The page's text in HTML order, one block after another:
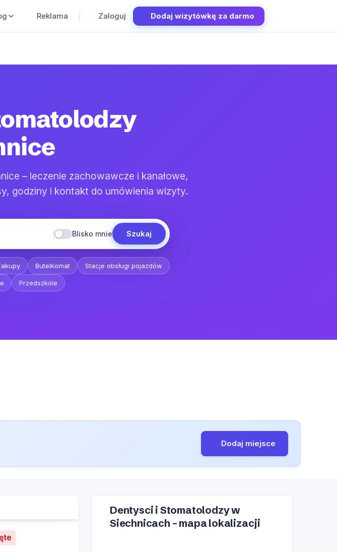
Reklama Zaloguj Dodaj wizytówkę za darmo
– leczenie zachowawcze i kanałowe,
godziny i kontakt do umówienia wizyty.
Blisko mnie Szukaj
Butelkomat Stacje obsługi pojazdów
Przedszkole
Dodaj miejsce
Dentysci i Stomatolodzy w
Siechnicach – mapa lokalizacji